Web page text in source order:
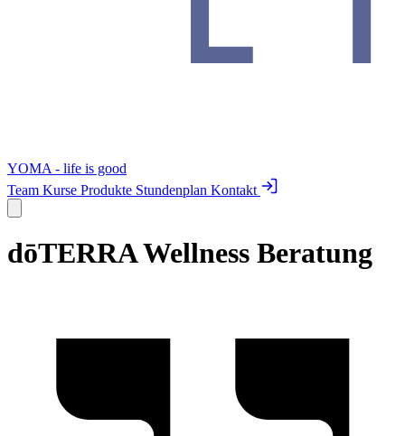
YOMA - life is good
Team Kurse Produkte Stundenplan Kontakt
dōTERRA Wellness Beratung